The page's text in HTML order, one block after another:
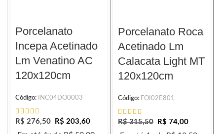
Porcelanato
Incepa Acetinado
Lm Venatino AC
120x120cm
Código: INC04DO0003
R$276,50 R$ 203,60
Porcelanato Roca
Acetinado Lm
Calacata Light MT
120x120cm
Código: FOI02E801
R$315,50 R$ 74,00